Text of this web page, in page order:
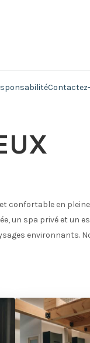
confortable en
un spa privé et un
environnants.